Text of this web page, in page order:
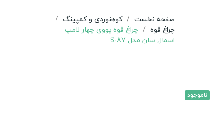
صفحه نخست
کوهنوردی و کمپینگ
چراغ قوه
چراغ قوه یووی چهار لامپ
اسمال سان مدل S-87
ناموجود